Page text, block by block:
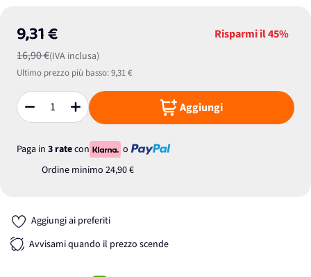
9,31 €
16,90 €(IVA inclusa)
Risparmi il45%
Ultimo prezzo più basso:9,31 €
Quantità Aggiungi
Paga in 3 ratecon
o
Ordine minimo 24,90 €
Aggiungi ai preferiti
Avvisami quando il prezzo scende